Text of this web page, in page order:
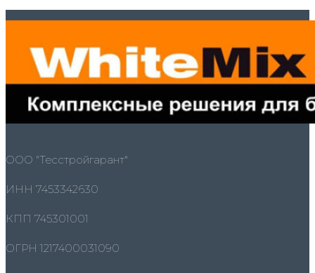
ООО "Тесстройгарант"
ИНН 7453342630
КПП 745301001
ОГРН 1217400031090